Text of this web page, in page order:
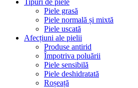
Tipuri de piele
Piele grasă
Piele normală și mixtă
Piele uscată
Afecțiuni ale pielii
Produse antirid
Împotriva poluării
Piele sensibilă
Piele deshidratată
Roșeață